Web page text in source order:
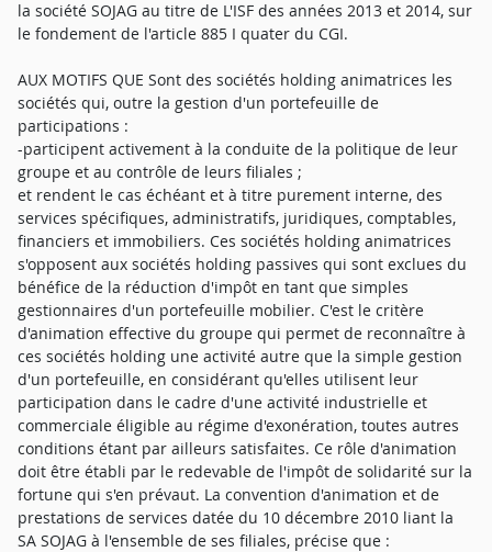
la société SOJAG au titre de L'ISF des années 2013 et 2014, sur
le fondement de l'article 885 I quater du CGI.
AUX MOTIFS QUE Sont des sociétés holding animatrices les
sociétés qui, outre la gestion d'un portefeuille de
participations :
-participent activement à la conduite de la politique de leur
groupe et au contrôle de leurs filiales ;
et rendent le cas échéant et à titre purement interne, des
services spécifiques, administratifs, juridiques, comptables,
financiers et immobiliers. Ces sociétés holding animatrices
s'opposent aux sociétés holding passives qui sont exclues du
bénéfice de la réduction d'impôt en tant que simples
gestionnaires d'un portefeuille mobilier. C'est le critère
d'animation effective du groupe qui permet de reconnaître à
ces sociétés holding une activité autre que la simple gestion
d'un portefeuille, en considérant qu'elles utilisent leur
participation dans le cadre d'une activité industrielle et
commerciale éligible au régime d'exonération, toutes autres
conditions étant par ailleurs satisfaites. Ce rôle d'animation
doit être établi par le redevable de l'impôt de solidarité sur la
fortune qui s'en prévaut. La convention d'animation et de
prestations de services datée du 10 décembre 2010 liant la
SA SOJAG à l'ensemble de ses filiales, précise que :